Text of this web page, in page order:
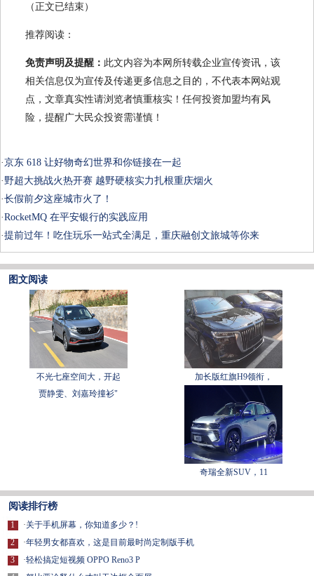
（正文已结束）
推荐阅读：
免责声明及提醒： 此文内容为本网所转载企业宣传资讯，该
相关信息仅为宣传及传递更多信息之目的，不代表本网站观
点，文章真实性请浏览者慎重核实！任何投资加盟均有风
险，提醒广大民众投资需谨慎！
·京东 618 让好物奇幻世界和你链接在一起
· 野超大挑战火热开赛 越野硬核实力扎根重庆烟火
·长假前夕这座城市火了！
·RocketMQ 在平安银行的实践应用
·提前过年！吃住玩乐一站式全满足，重庆融创文旅城等你来
图文阅读
不光七座空间大，开起
加长版红旗H9领衔，
贾静雯、刘嘉玲撞衫"
奇瑞全新SUV，11
阅读排行榜
1
2
3
·关于手机屏幕，你知道多少？!
·年轻男女都喜欢，这是目前最时尚定制版手机
·轻松搞定短视频 OPPO Reno3 P